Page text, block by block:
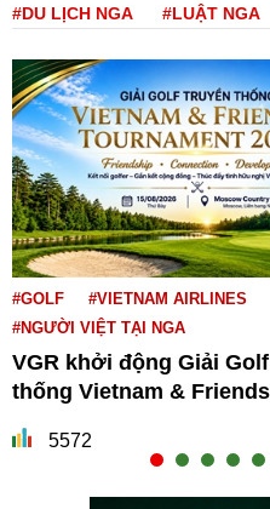
#DU LỊCH NGA #LUẬT NGA
#GOLF
#VIETNAM AIRLINES
#NGƯỜI VIỆT TẠI NGA
VGR khởi động Giải
thống Vietnam &
5572